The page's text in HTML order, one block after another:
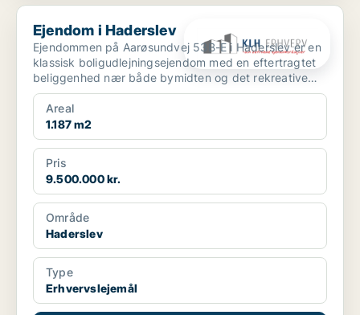
Ejendom i Haderslev
Ejendom i Haderslev
Ejendommen på Aarøsundvej 53B-E i Haderslev er en
klassisk boligudlejningsejendom med en eftertragtet
beliggenhed nær både bymidten og det rekreative
havnemi...
Areal
1.187 m2
Pris
9.500.000 kr.
Område
Haderslev
Type
Erhvervslejemål